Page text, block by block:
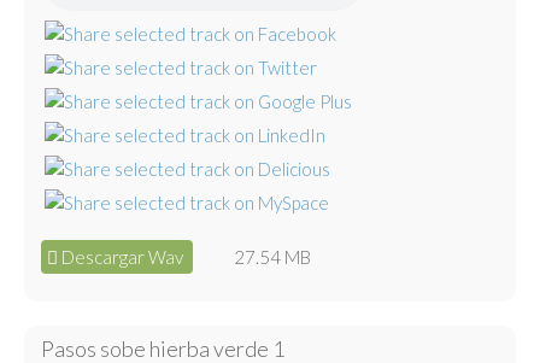
Descargar Wav 27.54 MB
Pasos sobe hierba verde 1